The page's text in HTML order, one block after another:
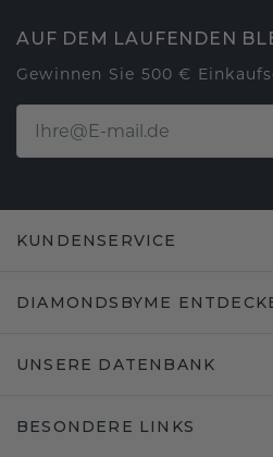
AUF DEM LAUFENDEN
Gewinnen Sie 500 €
KUNDENSERVICE
DIAMONDSBYME
UNSERE DATENBANK
BESONDERE LINKS